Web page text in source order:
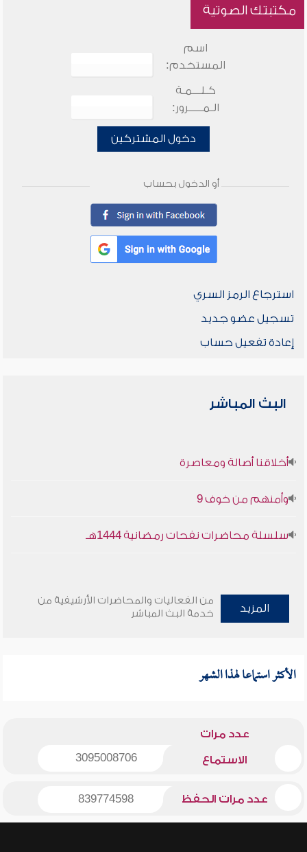
مكتبتك الصوتية
اسم
المستخدم:
كـلـــمـة
الـمـــــرور:
دخول المشتركين
أو الدخول بحساب
استرجاع الرمز السري
تسجيل عضو جديد
إعادة تفعيل حساب
البث المباشر
أخلاقنا أصالة ومعاصرة
وأمنهم من خوف 9
سلسلة محاضرات نفحات رمضانية 1444هـ
المزيد
من الفعاليات والمحاضرات الأرشيفية من
خدمة البث المباشر
الأكثر استماعا لهذا الشهر
عدد مرات
الاستماع 3095008706
عدد مرات الحفظ 839774598